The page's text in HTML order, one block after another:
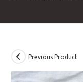
Previous Product